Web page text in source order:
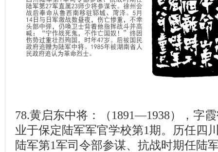
78.黄启东中将：（1891—1938），字
业于保定陆军军官学校第1期。历任四
陆军第1军司令部参谋、抗战时期任陆